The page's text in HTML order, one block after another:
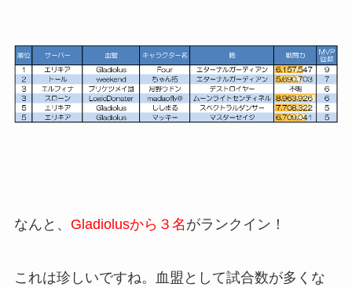
なんと、 Gladiolusから３名 がランクイン！
これは珍しいですね。血盟として試合数が多くな